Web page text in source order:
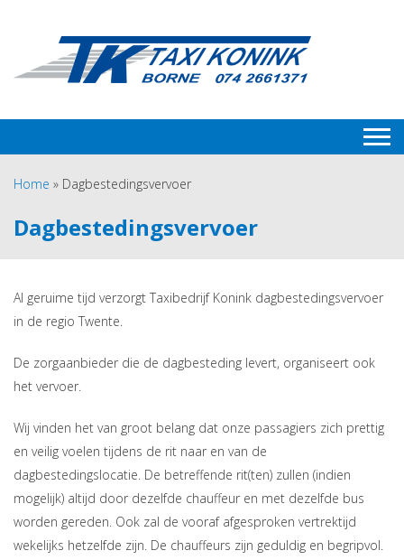
Home » Dagbestedingsvervoer
Dagbestedingsvervoer
Al geruime tijd verzorgt Taxibedrijf Konink dagbestedingsvervoer
in de regio Twente.
De zorgaanbieder die de dagbesteding levert, organiseert ook
het vervoer.
Wij vinden het van groot belang dat onze passagiers zich prettig
en veilig voelen tijdens de rit naar en van de
dagbestedingslocatie. De betreffende rit(ten) zullen (indien
mogelijk) altijd door dezelfde chauffeur en met dezelfde bus
worden gereden. Ook zal de vooraf afgesproken vertrektijd
wekelijks hetzelfde zijn. De chauffeurs zijn geduldig en begripvol.